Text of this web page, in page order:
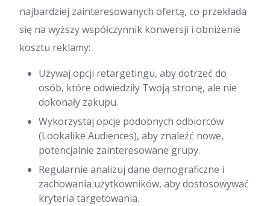
najbardziej zainteresowanych ofertą, co przekłada
się na wyższy współczynnik konwersji i obniżenie
kosztu reklamy:
Używaj opcji retargetingu, aby dotrzeć do
osób, które odwiedziły Twoją stronę, ale nie
dokonały zakupu.
Wykorzystaj opcje podobnych odbiorców
(Lookalike Audiences), aby znaleźć nowe,
potencjalnie zainteresowane grupy.
Regularnie analizuj dane demograficzne i
zachowania użytkowników, aby dostosowywać
kryteria targetowania.